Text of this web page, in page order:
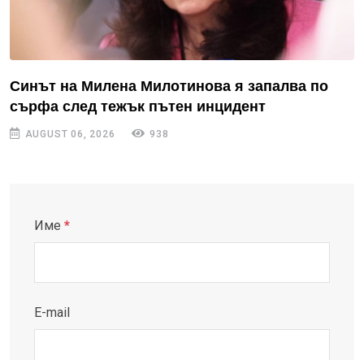
Синът на Милена Милотинова я запалва по
сърфа след тежък пътен инцидент
AUGUST 06, 2026 938
Име *
E-mail